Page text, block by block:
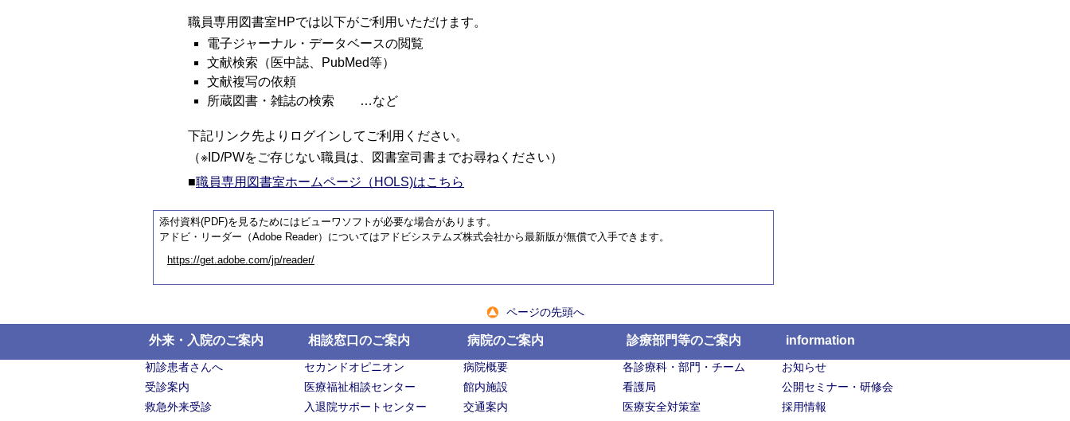
職員専用図書室HPでは以下がご利用いただけます。
電子ジャーナル・データベースの閲覧
文献検索（医中誌、PubMed等）
文献複写の依頼
所蔵図書・雑誌の検索 …など
下記リンク先よりログインしてご利用ください。
（※ID/PWをご存じない職員は、図書室司書までお尋ねください）
■職員専用図書室ホームページ（HOLS)はこちら
添付資料(PDF)を見るためにはビューワソフトが必要な場合があります。
アドビ・リーダー（Adobe Reader）についてはアドビシステムズ株式会社から最新版が無償で入手できます。
https://get.adobe.com/jp/reader/
ページの先頭へ
外来・入院のご案内
初診患者さんへ
受診案内
救急外来受診
相談窓口のご案内
セカンドオピニオン
医療福祉相談センター
入退院サポートセンター
病院のご案内
病院概要
館内施設
交通案内
診療部門等のご案内
各診療科・部門・チーム
看護局
医療安全対策室
information
お知らせ
公開セミナー・研修会
採用情報